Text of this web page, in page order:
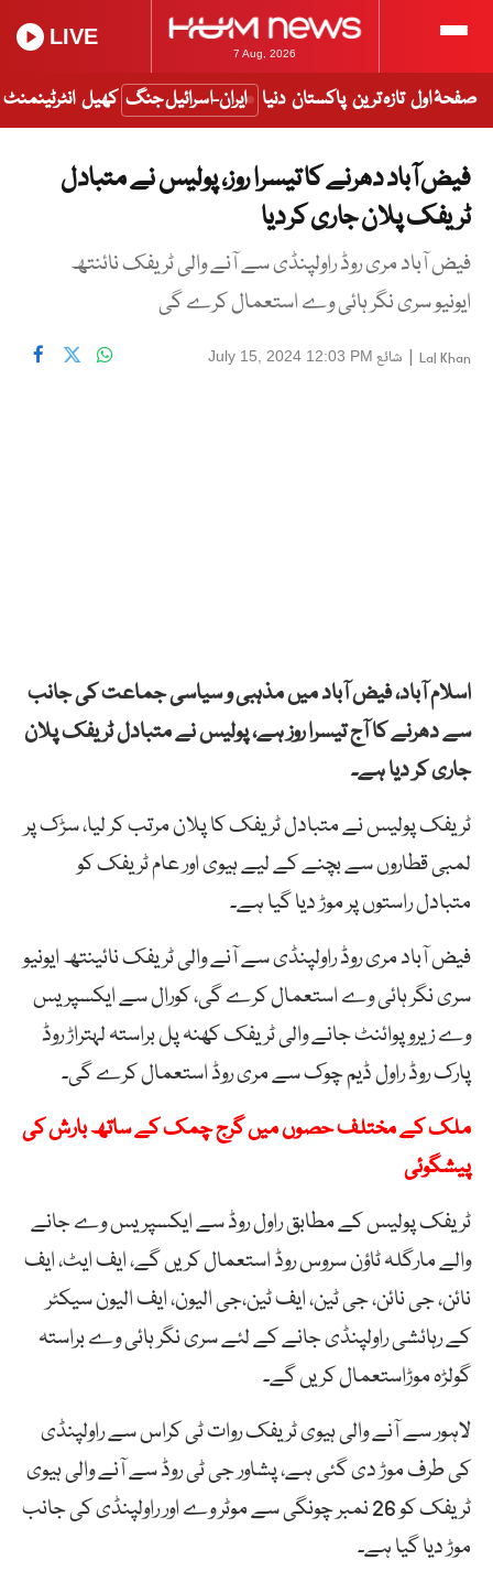
7 Aug, 2026
LIVE
صفحۂ اول تازہ ترین پاکستان دنیا ایران-اسرائیل جنگ کھیل انٹرٹینمنٹ
فیض آباد دھرنے کا تیسرا روز، پولیس نے متبادل
ٹریفک پلان جاری کر دیا
فیض آباد مری روڈ راولپنڈی سے آنے والی ٹریفک نائنتھ
ایونیو سری نگر ہائی وے استعمال کرے گی
Lal Khan
| شائع July 15, 2024 12:03 PM
اسلام آباد، فیض آباد میں مذہبی و سیاسی جماعت کی جانب
سے دھرنے کا آج تیسرا روز ہے، پولیس نے متبادل ٹریفک پلان
جاری کر دیا ہے۔
ٹریفک پولیس نے متبادل ٹریفک کا پلان مرتب کر لیا، سڑک پر
لمبی قطاروں سے بچنے کے لیے ہیوی اور عام ٹریفک کو
متبادل راستوں پر موڑ دیا گیا ہے۔
فیض آباد مری روڈ راولپنڈی سے آنے والی ٹریفک نائینتھ ایونیو
سری نگر ہائی وے استعمال کرے گی، کورال سے ایکسپریس
وے زیرو پوائنٹ جانے والی ٹریفک کھنہ پل براستہ لہتراڑ روڈ
پارک روڈ راول ڈیم چوک سے مری روڈ استعمال کرے گی۔
ملک کے مختلف حصوں میں گرج چمک کے ساتھ بارش کی
پیشگوئی
ٹریفک پولیس کے مطابق راول روڈ سے ایکسپریس وے جانے
والے مارگلہ ٹاؤن سروس روڈ استعمال کریں گے، ایف ایٹ، ایف
نائن، جی نائن، جی ٹین، ایف ٹین،جی الیون، ایف الیون سیکٹر
کے رہائشی راولپنڈی جانے کے لئے سری نگر ہائی وے براستہ
گولڑہ موڑاستعمال کریں گے۔
لاہور سے آنے والی ہیوی ٹریفک روات ٹی کراس سے راولپنڈی
کی طرف موڑ دی گئی ہے، پشاور جی ٹی روڈ سے آنے والی ہیوی
ٹریفک کو 26 نمبر چونگی سے موٹر وے اور راولپنڈی کی جانب
موڑ دیا گیا ہے۔